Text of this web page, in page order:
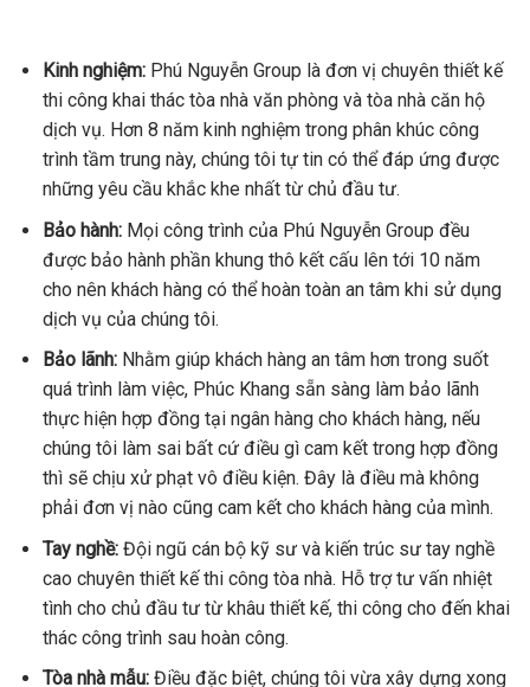
Kinh nghiệm:Phú Nguyễn Group là đơn vị chuyên thiết kế
thi công khai thác tòa nhà văn phòng và tòa nhà căn hộ
dịch vụ. Hơn 8 năm kinh nghiệm trong phân khúc công
trình tầm trung này, chúng tôi tự tin có thể đáp ứng được
những yêu cầu khắc khe nhất từ chủ đầu tư.
Bảo hành:Mọi công trình của Phú Nguyễn Group đều
được bảo hành phần khung thô kết cấu lên tới 10 năm
cho nên khách hàng có thể hoàn toàn an tâm khi sử dụng
dịch vụ của chúng tôi.
Bảo lãnh: Nhằm giúp khách hàng an tâm hơn trong suốt
quá trình làm việc, Phúc Khang sẵn sàng làm bảo lãnh
thực hiện hợp đồng tại ngân hàng cho khách hàng, nếu
chúng tôi làm sai bất cứ điều gì cam kết trong hợp đồng
thì sẽ chịu xử phạt vô điều kiện. Đây là điều mà không
phải đơn vị nào cũng cam kết cho khách hàng của mình.
Tay nghề:Đội ngũ cán bộ kỹ sư và kiến trúc sư tay nghề
cao chuyên thiết kế thi công tòa nhà. Hỗ trợ tư vấn nhiệt
tình cho chủ đầu tư từ khâu thiết kế, thi công cho đến khai
thác công trình sau hoàn công.
Tòa nhà mẫu:Điều đặc biệt, chúng tôi vừa xây dựng xong